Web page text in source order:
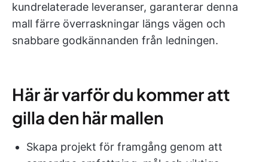
kundrelaterade leveranser, garanterar denna
mall färre överraskningar längs vägen och
snabbare godkännanden från ledningen.
Här är varför du kommer att
gilla den här mallen
Skapa projekt för framgång genom att